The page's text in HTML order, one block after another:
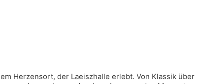
Her­zens­ort, der Laeiszhal­le erlebt. Von Klas­sik über